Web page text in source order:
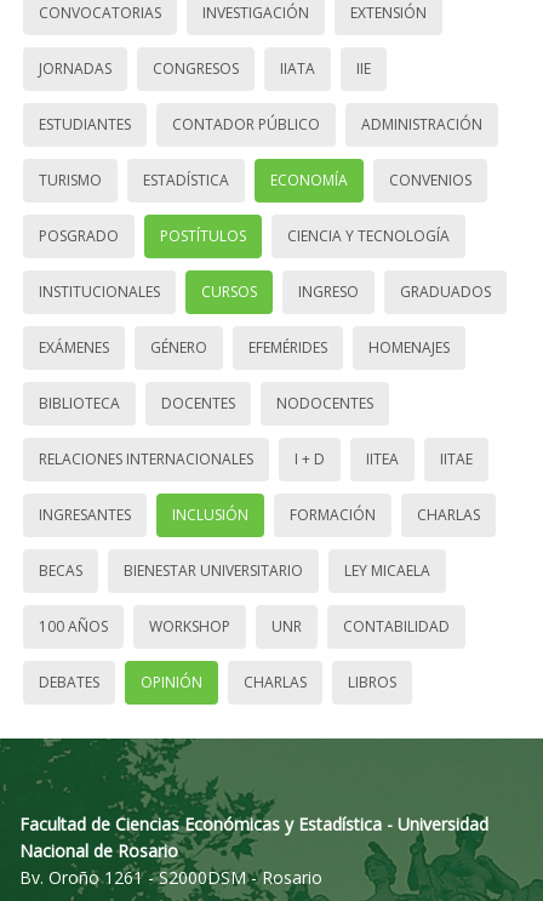
CONVOCATORIAS INVESTIGACIÓN EXTENSIÓN
JORNADAS CONGRESOS IIATA IIE
ESTUDIANTES CONTADOR PÚBLICO ADMINISTRACIÓN
TURISMO ESTADÍSTICA ECONOMÍA CONVENIOS
POSGRADO POSTÍTULOS CIENCIA Y TECNOLOGÍA
INSTITUCIONALES CURSOS INGRESO GRADUADOS
EXÁMENES GÉNERO EFEMÉRIDES HOMENAJES
BIBLIOTECA DOCENTES NODOCENTES
RELACIONES INTERNACIONALES I + D IITEA IITAE
INGRESANTES INCLUSIÓN FORMACIÓN CHARLAS
BECAS BIENESTAR UNIVERSITARIO LEY MICAELA
100 AÑOS WORKSHOP UNR CONTABILIDAD
DEBATES OPINIÓN CHARLAS LIBROS
Facultad de Ciencias Económicas y Estadística - Universidad
Nacional de Rosario
Bv. Oroño 1261 - S2000DSM - Rosario